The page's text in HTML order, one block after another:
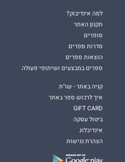
למה אינדיבוק?
תקנון האתר
סופרים
סדרות ספרים
הוצאות ספרים
ספרים במבצעים ושיתופי פעולה
קניה באתר - שו"ת
איך לרכוש ספר באתר
GIFT CARD
ביטול עסקה
אינדיבלוג
הצהרת נגישות